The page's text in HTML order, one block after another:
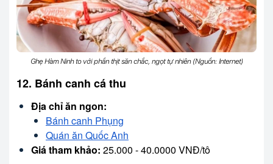
Ghẹ Hàm Ninh to với phần thịt săn chắc, ngọt tự nhiên (Nguồn: Internet)
12. Bánh canh cá thu
Địa chỉ ăn ngon:
Bánh canh Phụng
Quán ăn Quốc Anh
Giá tham khảo: 25.000 - 40.0000 VNĐ/tô